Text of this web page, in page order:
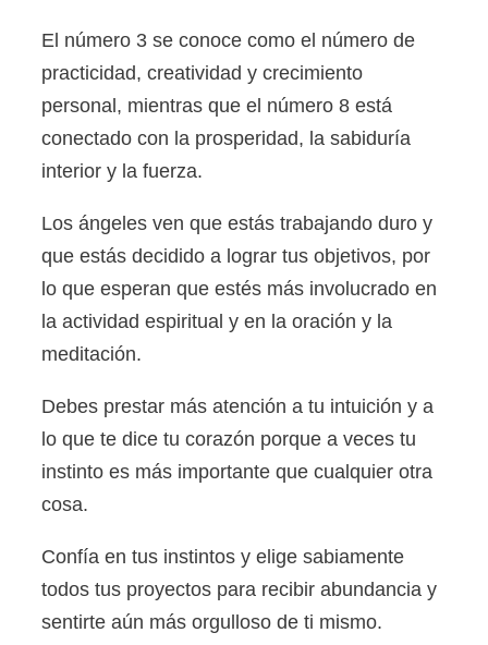
El número 3 se conoce como el número de
practicidad, creatividad y crecimiento
personal, mientras que el número 8 está
conectado con la prosperidad, la sabiduría
interior y la fuerza.
Los ángeles ven que estás trabajando duro y
que estás decidido a lograr tus objetivos, por
lo que esperan que estés más involucrado en
la actividad espiritual y en la oración y la
meditación.
Debes prestar más atención a tu intuición y a
lo que te dice tu corazón porque a veces tu
instinto es más importante que cualquier otra
cosa.
Confía en tus instintos y elige sabiamente
todos tus proyectos para recibir abundancia y
sentirte aún más orgulloso de ti mismo.